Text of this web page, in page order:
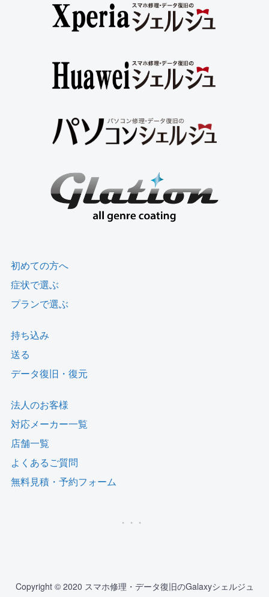
初めての方へ
症状で選ぶ
プランで選ぶ
持ち込み
送る
データ復旧・復元
法人のお客様
対応メーカー一覧
店舗一覧
よくあるご質問
無料見積・予約フォーム
Copyright © 2020 スマホ修理・データ復旧のGalaxyシェルジュ